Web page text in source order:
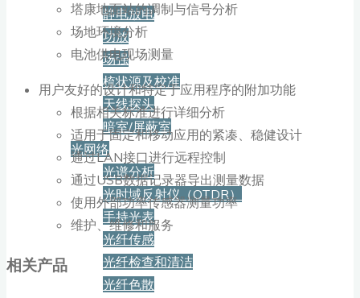
静电放电
功放
场强
梳状源及校准
天线探头
暗室/屏蔽室
光网络
光谱分析
光时域反射仪（OTDR）
手持光表
光纤传感
光纤检查和清洁
光纤色散
塔康地面站的调制与信号分析
场地环境分析
电池供电现场测量
用户友好的设计和特定于应用程序的附加功能
根据相关标准进行详细分析
适用于固定和移动应用的紧凑、稳健设计
通过LAN接口进行远程控制
通过USB数据记录器导出测量数据
使用外部功率传感器测量功率
维护、维修和服务
相关产品